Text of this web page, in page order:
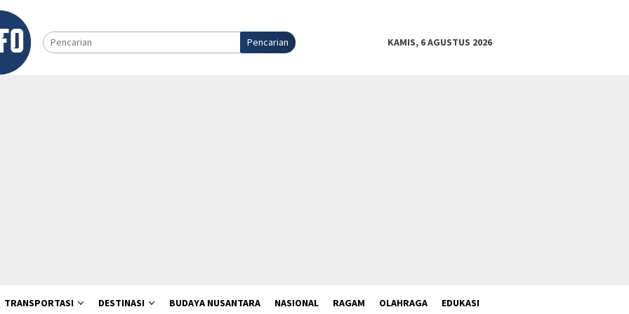
Pencarian KAMIS, 6 AGUSTUS 2026
TRANSPORTASI DESTINASI BUDAYA NUSANTARA NASIONAL RAGAM OLAHRAGA EDUKASI